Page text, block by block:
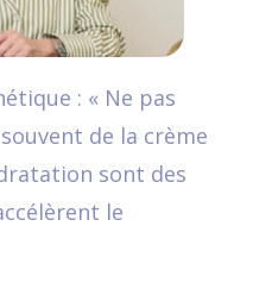
: « Ne pas
de la crème
sont des
le